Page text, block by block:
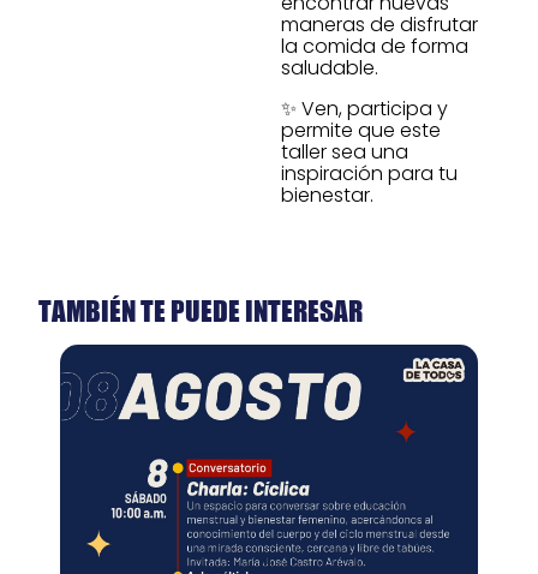
maneras de disfrutar
la comida de forma
saludable.
✨ Ven, participa y
permite que este
taller sea una
inspiración para tu
bienestar.
TAMBIÉN TE PUEDE INTERESAR